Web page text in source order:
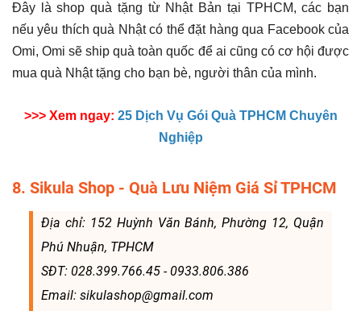
Đây là shop quà tặng từ Nhật Bản tại TPHCM, các bạn
nếu yêu thích quà Nhật có thể đặt hàng qua Facebook của
Omi, Omi sẽ ship quà toàn quốc để ai cũng có cơ hội được
mua quà Nhật tặng cho bạn bè, người thân của mình.
>>> Xem ngay: 25 Dịch Vụ Gói Quà TPHCM Chuyên
Nghiệp
8. Sikula Shop - Quà Lưu Niệm Giá Sỉ TPHCM
Địa chỉ: 152 Huỳnh Văn Bánh, Phường 12, Quận
Phú Nhuận, TPHCM
SĐT: 028.399.766.45 - 0933.806.386
Email: sikulashop@gmail.com